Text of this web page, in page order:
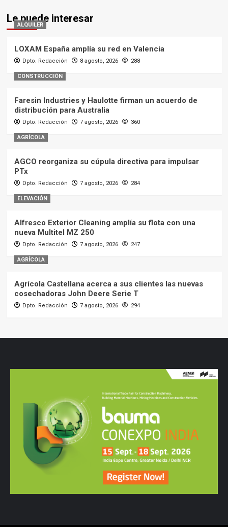
Le puede interesar
ALQUILER
LOXAM España amplía su red en Valencia
Dpto. Redacción 8 agosto, 2026 288
CONSTRUCCIÓN
Faresin Industries y Haulotte firman un acuerdo de
distribución para Australia
Dpto. Redacción 7 agosto, 2026 360
AGRÍCOLA
AGCO reorganiza su cúpula directiva para impulsar
PTx
Dpto. Redacción 7 agosto, 2026 284
ELEVACIÓN
Alfresco Exterior Cleaning amplía su flota con una
nueva Multitel MZ 250
Dpto. Redacción 7 agosto, 2026 247
AGRÍCOLA
Agrícola Castellana acerca a sus clientes las nuevas
cosechadoras John Deere Serie T
Dpto. Redacción 7 agosto, 2026 294